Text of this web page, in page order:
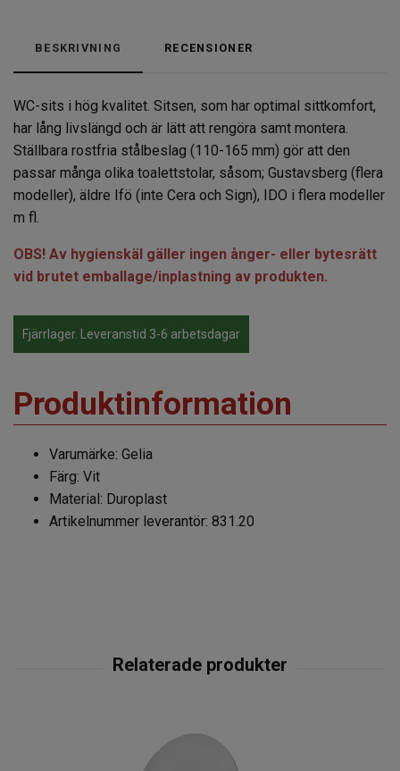
BESKRIVNING RECENSIONER
WC-sits i hög kvalitet. Sitsen, som har optimal sittkomfort,
har lång livslängd och är lätt att rengöra samt montera.
Ställbara rostfria stålbeslag (110-165 mm) gör att den
passar många olika toalettstolar, såsom; Gustavsberg (flera
modeller), äldre Ifö (inte Cera och Sign), IDO i flera modeller
m fl.
OBS! Av hygienskäl gäller ingen ånger- eller bytesrätt
vid brutet emballage/inplastning av produkten.
Fjärrlager. Leveranstid 3-6 arbetsdagar
Produktinformation
Varumärke: Gelia
Färg: Vit
Material: Duroplast
Artikelnummer leverantör: 831.20